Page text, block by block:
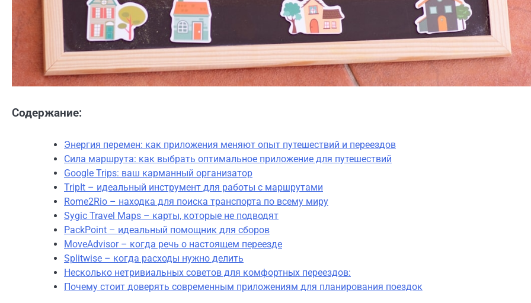
Содержание:
Энергия перемен: как приложения меняют опыт путешествий и переездов
Сила маршрута: как выбрать оптимальное приложение для путешествий
Google Trips: ваш карманный организатор
TripIt – идеальный инструмент для работы с маршрутами
Rome2Rio – находка для поиска транспорта по всему миру
Sygic Travel Maps – карты, которые не подводят
PackPoint – идеальный помощник для сборов
MoveAdvisor – когда речь о настоящем переезде
Splitwise – когда расходы нужно делить
Несколько нетривиальных советов для комфортных переездов:
Почему стоит доверять современным приложениям для планирования поездок